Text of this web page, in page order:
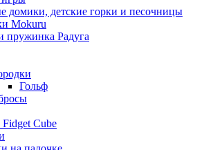
домики, детские горки и песочницы
Mokuru
пружинка Радуга
Гольф
Cube